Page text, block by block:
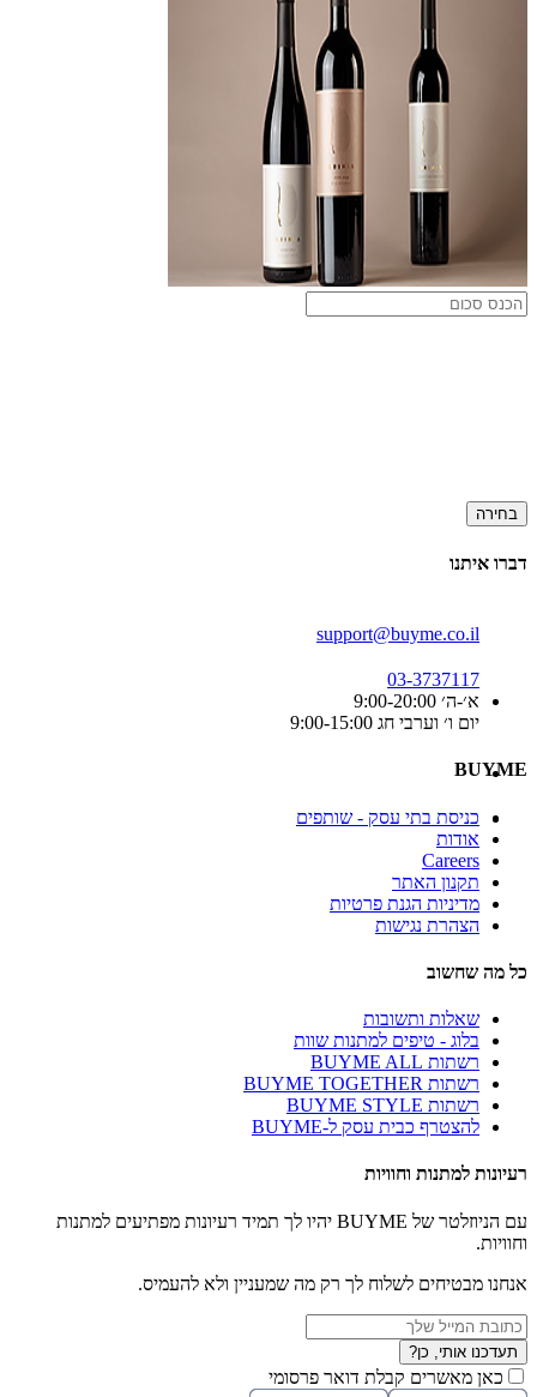
בחירה
דברו איתנו
support@buyme.co.il
03-3737117
א׳-ה׳ 9:00-20:00
יום ו׳ וערבי חג 9:00-15:00
BUYME
כניסת בתי עסק - שותפים
אודות
Careers
תקנון האתר
מדיניות הגנת פרטיות
הצהרת נגישות
כל מה שחשוב
שאלות ותשובות
בלוג - טיפים למתנות שוות
רשתות BUYME ALL
רשתות BUYME TOGETHER
רשתות BUYME STYLE
להצטרף כבית עסק ל-BUYME
רעיונות למתנות וחוויות
עם הניוזלטר של BUYME יהיו לך תמיד רעיונות מפתיעים למתנות
וחוויות.
אנחנו מבטיחים לשלוח לך רק מה שמעניין ולא להעמיס.
תעדכנו אותי, כן?
כאן מאשרים קבלת דואר פרסומי